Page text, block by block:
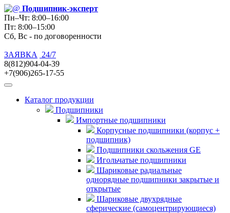
Подшипник-эксперт
Пн–Чт: 8:00–16:00
Пт: 8:00–15:00
Сб, Вс - по договоренности
ЗАЯВКА
24/7
8(812)904-04-39
+7(906)265-17-55
Каталог продукции
Подшипники
Импортные подшипники
Корпусные подшипники (корпус +
подшипник)
Подшипники скольжения GE
Игольчатые подшипники
Шариковые радиальные
однорядные подшипники закрытые и
открытые
Шариковые двухрядные
сферические (самоцентрирующиеся)